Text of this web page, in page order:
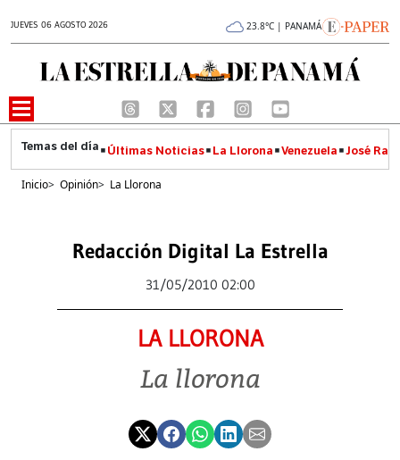
JUEVES 06 AGOSTO 2026 23.8°C | PANAMÁ
Últimas Noticias La Llorona Venezuela José
Inicio> Opinión> La Llorona
Redacción Digital La Estrella
31/05/2010 02:00
LA LLORONA
La llorona